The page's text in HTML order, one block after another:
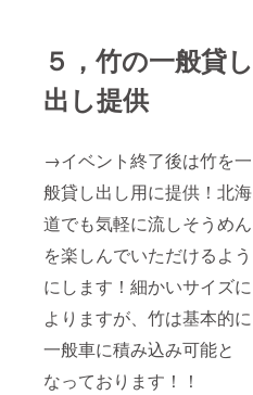
５，竹の一般貸し
出し提供
→イベント終了後は竹を一
般貸し出し用に提供！北海
道でも気軽に流しそうめん
を楽しんでいただけるよう
にします！細かいサイズに
よりますが、竹は基本的に
一般車に積み込み可能と
なっております！！